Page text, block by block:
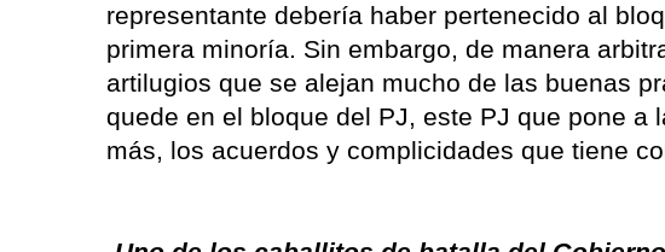
representante debería haber pertenecido al
primera minoría. Sin embargo, de manera
artilugios que se alejan mucho de las buenas
quede en el bloque del PJ, este PJ que pone a
más, los acuerdos y complicidades que tiene